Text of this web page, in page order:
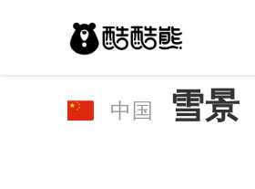
中国 雪景